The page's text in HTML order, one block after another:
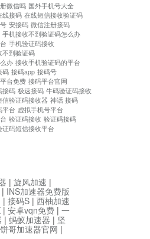
微信吗 国外手机号大全
线接码 在线短信接收验证码
安接码 微信注册接码
手机接收不到验证码怎么办
手机验证码接收
不到验证码
办 接收手机验证码的平台
码 接码app 接码号
台免费 接码平台官网
接码 极速接码 牛码验证码接收
信验证码接收器 神话 接码
平台 虚拟手机号平台
验证码接收 验证码接码
证码短信接收平台
| 旋风加速 |
| INS加速器免费版
| 接码S | 西柚加速
| 安卓vqn免费 | 一
| 蚂蚁加速器 | 坚
哥加速器官网 |